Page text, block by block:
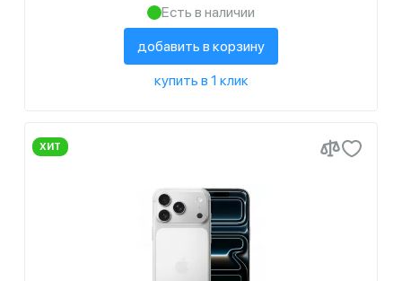
Есть в наличии
добавить в корзину
купить в 1 клик
ХИТ